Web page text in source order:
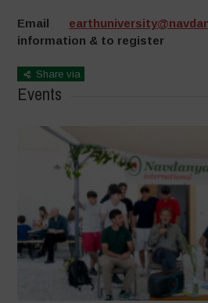
Email
information & to register
Share via
Events